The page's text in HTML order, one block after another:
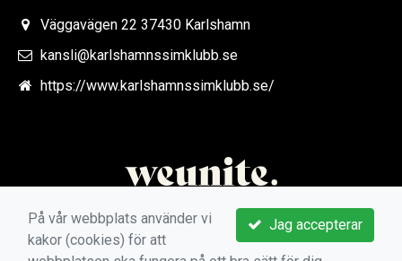
Väggavägen 22 37430 Karlshamn
kansli@karlshamnssimklubb.se
https://www.karlshamnssimklubb.se/
Jag accepterar
På vår webbplats använder vi
kakor (cookies) för att